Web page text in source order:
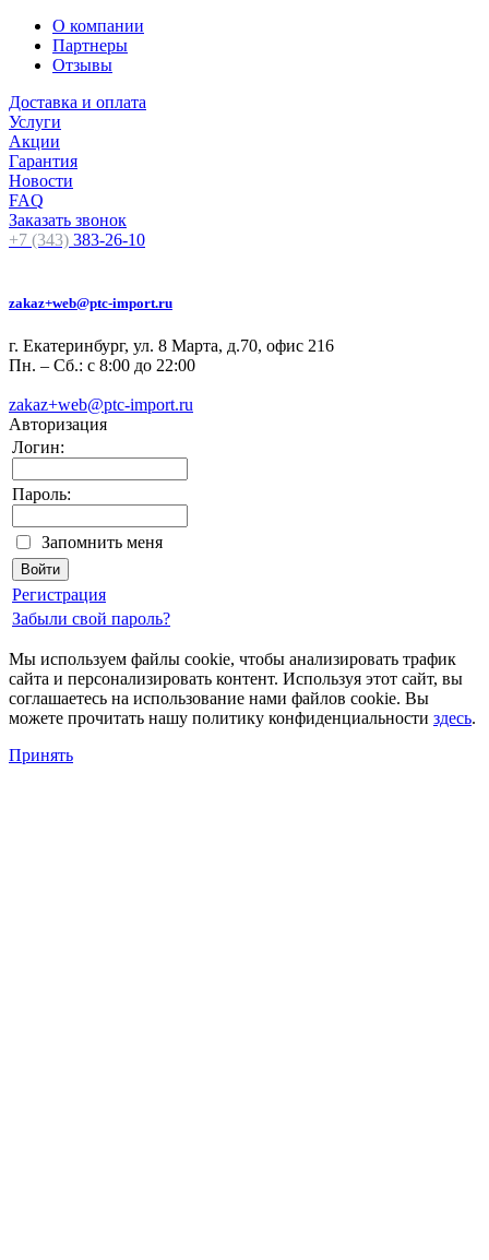
О компании
Партнеры
Отзывы
Доставка и оплата
Услуги
Акции
Гарантия
Новости
FAQ
Заказать звонок
+7 (343) 383-26-10
zakaz+web@ptc-import.ru
г. Екатеринбург, ул. 8 Марта, д.70, офис 216
Пн. – Сб.: с 8:00 до 22:00
zakaz+web@ptc-import.ru
Авторизация
Логин:
Пароль:
Запомнить меня
Регистрация
Забыли свой пароль?
Мы используем файлы cookie, чтобы анализировать трафик
сайта и персонализировать контент. Используя этот сайт, вы
соглашаетесь на использование нами файлов cookie. Вы
можете прочитать нашу политику конфиденциальности здесь.
Принять